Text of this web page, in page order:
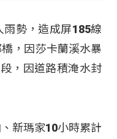
勢，造成屏185線
，因莎卡蘭溪水暴
，因道路積淹水封
新瑪家10小時累計